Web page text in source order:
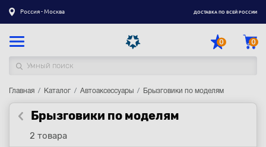
Россия - Москва ДОСТАВКА ПО ВСЕЙ РОССИИ
0 0
Каталог товаров
Регистрация|Вход
Доставка
Главная Каталог Автоаксессуары Брызговики по моделям
Брызговики по моделям
2 товара